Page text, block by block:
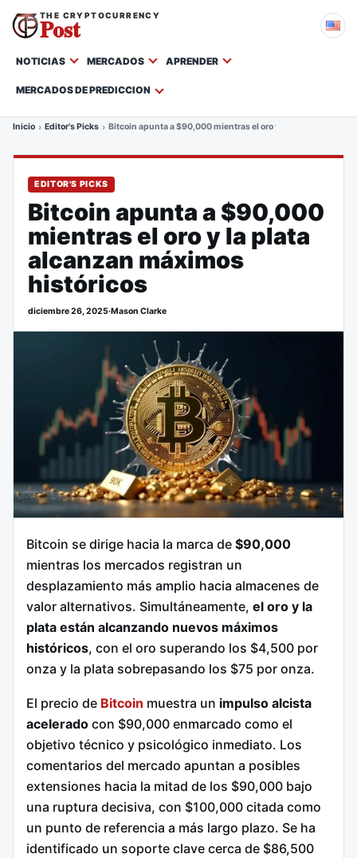
THE CRYPTOCURRENCY
Post
NOTICIAS MERCADOS APRENDER
MERCADOS DE PREDICCION
Inicio Editor's Picks Bitcoin apunta a $90,000 mientras el oro y la plata alcanzan
EDITOR'S PICKS
Bitcoin apunta a $90,000
mientras el oro y la plata
alcanzan máximos
históricos
diciembre 26, 2025·Mason Clarke
Bitcoin se dirige hacia la marca de $90,000
mientras los mercados registran un
desplazamiento más amplio hacia almacenes de
valor alternativos. Simultáneamente, el oro y la
plata están alcanzando nuevos máximos
históricos, con el oro superando los $4,500 por
onza y la plata sobrepasando los $75 por onza.
El precio de Bitcoin muestra un impulso alcista
acelerado con $90,000 enmarcado como el
objetivo técnico y psicológico inmediato. Los
comentarios del mercado apuntan a posibles
extensiones hacia la mitad de los $90,000 bajo
una ruptura decisiva, con $100,000 citada como
un punto de referencia a más largo plazo. Se ha
identificado un soporte clave cerca de $86,500